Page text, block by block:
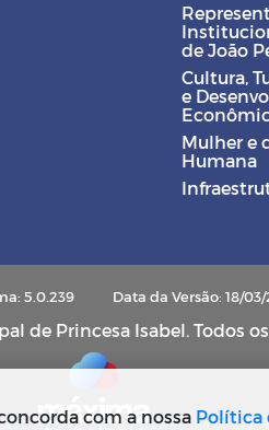
de João
Cultura,
e
Mulher e
Humana
5.0.239 Data da Versão: 18/
de Princesa Isabel. Todos
com a nossa Política